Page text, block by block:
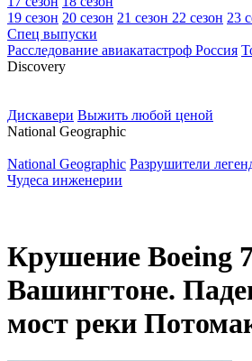
19 сезон 20 сезон 21 сезон 22 сезон 23
Спец выпуски
Расследование авиакатастроф Россия
Discovery
Дискавери Выжить любой ценой
National Geographic
National Geographic Разрушители
Чудеса инженерии
Крушение Boeing
Вашингтоне.
мост реки